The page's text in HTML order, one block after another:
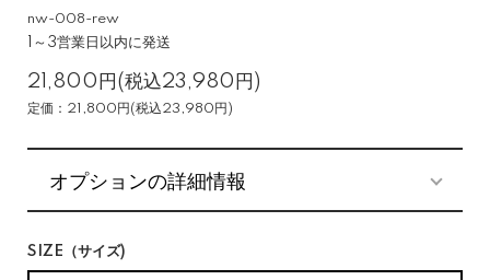
nw-008-rew
1～3営業日以内に発送
21,800円(税込23,980円)
定価：21,800円(税込23,980円)
オプションの詳細情報
SIZE（サイズ)